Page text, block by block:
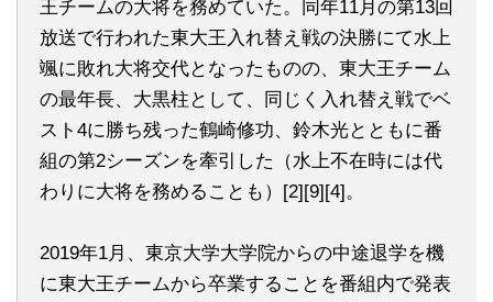
王チームの大将を務めていた。同年11月の第13回
放送で行われた東大王入れ替え戦の決勝にて水上
颯に敗れ大将交代となったものの、東大王チーム
の最年長、大黒柱として、同じく入れ替え戦でベ
スト4に勝ち残った鶴崎修功、鈴木光とともに番
組の第2シーズンを牽引した（水上不在時には代
わりに大将を務めることも）[2][9][4]。
2019年1月、東京大学大学院からの中途退学を機
に東大王チームから卒業することを番組内で発表